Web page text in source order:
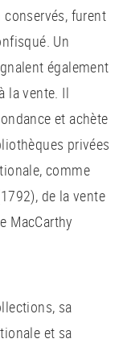
furent
Un
également
la vente. Il
et achète
privées
comme
de la vente
MacCarthy
sa
et sa